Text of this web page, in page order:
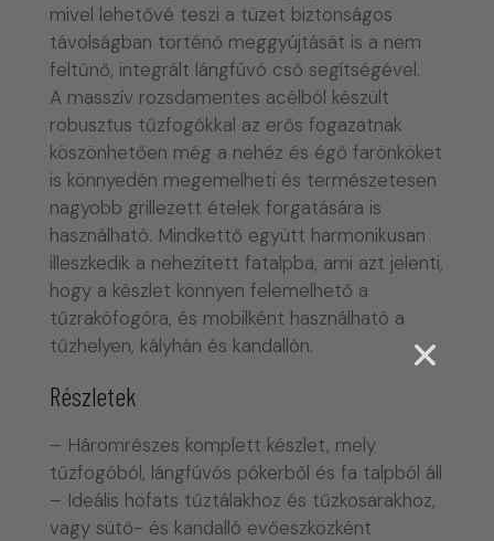
mivel lehetővé teszi a tüzet biztonságos
távolságban történő meggyújtását is a nem
feltűnő, integrált lángfúvó cső segítségével.
A masszív rozsdamentes acélból készült
robusztus tűzfogókkal az erős fogazatnak
köszönhetően még a nehéz és égő farönköket
is könnyedén megemelheti és természetesen
nagyobb grillezett ételek forgatására is
használható. Mindkettő együtt harmonikusan
illeszkedik a nehezített fatalpba, ami azt jelenti,
hogy a készlet könnyen felemelhető a
tűzrakófogóra, és mobilként használható a
tűzhelyen, kályhán és kandallón.
Részletek
– Háromrészes komplett készlet, mely
tűzfogóból, lángfúvós pókerből és fa talpból áll
– Ideális höfats tűztálakhoz és tűzkosarakhoz,
vagy sütő- és kandalló evőeszközként